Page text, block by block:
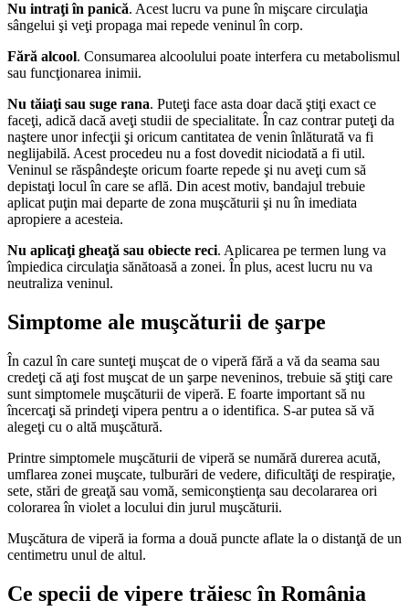
Nu intraţi în panică. Acest lucru va pune în mişcare circulaţia
sângelui şi veţi propaga mai repede veninul în corp.
Fără alcool. Consumarea alcoolului poate interfera cu metabolismul
sau funcţionarea inimii.
Nu tăiaţi sau suge rana. Puteţi face asta doar dacă ştiţi exact ce
faceţi, adică dacă aveţi studii de specialitate. În caz contrar puteţi da
naştere unor infecţii şi oricum cantitatea de venin înlăturată va fi
neglijabilă. Acest procedeu nu a fost dovedit niciodată a fi util.
Veninul se răspândeşte oricum foarte repede şi nu aveţi cum să
depistaţi locul în care se află. Din acest motiv, bandajul trebuie
aplicat puţin mai departe de zona muşcăturii şi nu în imediata
apropiere a acesteia.
Nu aplicaţi gheaţă sau obiecte reci. Aplicarea pe termen lung va
împiedica circulaţia sănătoasă a zonei. În plus, acest lucru nu va
neutraliza veninul.
Simptome ale muşcăturii de şarpe
În cazul în care sunteţi muşcat de o viperă fără a vă da seama sau
credeţi că aţi fost muşcat de un şarpe neveninos, trebuie să ştiţi care
sunt simptomele muşcăturii de viperă. E foarte important să nu
încercaţi să prindeţi vipera pentru a o identifica. S-ar putea să vă
alegeţi cu o altă muşcătură.
Printre simptomele muşcăturii de viperă se numără durerea acută,
umflarea zonei muşcate, tulburări de vedere, dificultăţi de respiraţie,
sete, stări de greaţă sau vomă, semiconştienţa sau decolararea ori
colorarea în violet a locului din jurul muşcăturii.
Muşcătura de viperă ia forma a două puncte aflate la o distanţă de un
centimetru unul de altul.
Ce specii de vipere trăiesc în România